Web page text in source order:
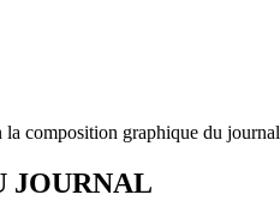
la composition graphique du journal
JOURNAL